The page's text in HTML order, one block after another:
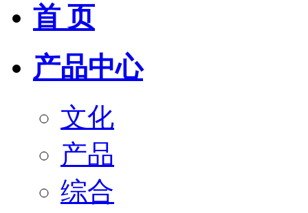
首 页
产品中心
文化
产品
综合